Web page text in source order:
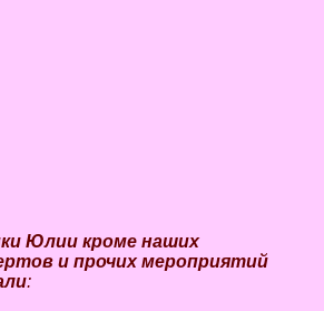
Юлии кроме наших
и прочих мероприятий
и: